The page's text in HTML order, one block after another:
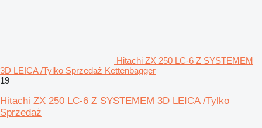
Hitachi ZX 250 LC-6 Z SYSTEMEM
3D LEICA /Tylko Sprzedaż Kettenbagger
19
Hitachi ZX 250 LC-6 Z SYSTEMEM 3D LEICA /Tylko
Sprzedaż